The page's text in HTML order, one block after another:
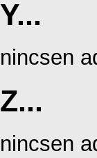
Y...
nincsen
Z...
nincsen